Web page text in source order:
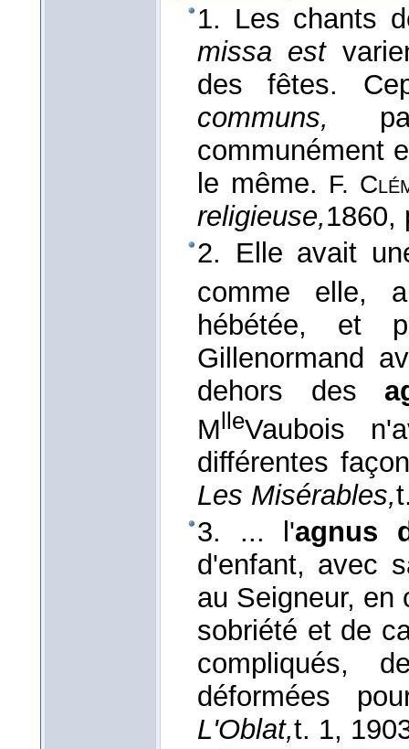
1. Les chants
missa est
des fêtes.
communs,
communément
le même. F.
religieuse,1860,
2. Elle avait
comme elle,
hébétée, et
Gillenormand
dehors des
MlleVaubois
différentes
Les Misérables,
3. ... l'agnus
d'enfant, avec
au Seigneur, en
sobriété et de
compliqués,
déformées
L'Oblat,t. 1,